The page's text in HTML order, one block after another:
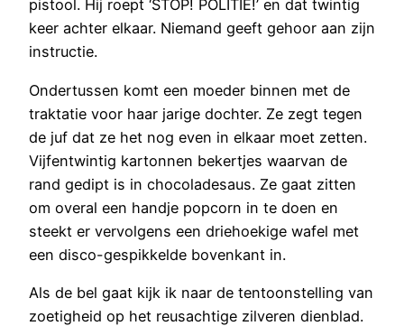
pistool. Hij roept ‘STOP! POLITIE!’ en dat twintig
keer achter elkaar. Niemand geeft gehoor aan zijn
instructie.
Ondertussen komt een moeder binnen met de
traktatie voor haar jarige dochter. Ze zegt tegen
de juf dat ze het nog even in elkaar moet zetten.
Vijfentwintig kartonnen bekertjes waarvan de
rand gedipt is in chocoladesaus. Ze gaat zitten
om overal een handje popcorn in te doen en
steekt er vervolgens een driehoekige wafel met
een disco-gespikkelde bovenkant in.
Als de bel gaat kijk ik naar de tentoonstelling van
zoetigheid op het reusachtige zilveren dienblad.